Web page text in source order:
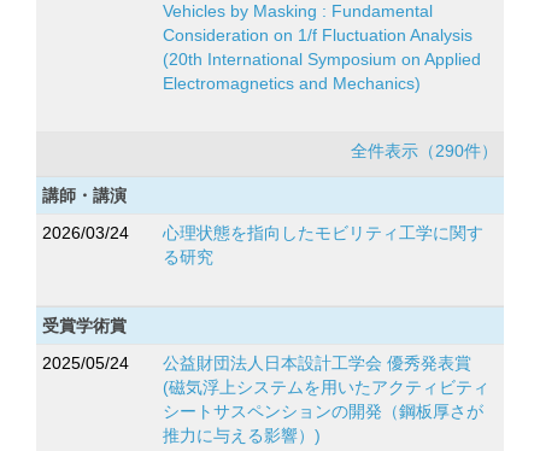
Vehicles by Masking : Fundamental
Consideration on 1/f Fluctuation Analysis
(20th International Symposium on Applied
Electromagnetics and Mechanics)
全件表示（290件）
講師・講演
2026/03/24
心理状態を指向したモビリティ工学に関す
る研究
受賞学術賞
2025/05/24
公益財団法人日本設計工学会 優秀発表賞
(磁気浮上システムを用いたアクティビティ
シートサスペンションの開発（鋼板厚さが
推力に与える影響）)